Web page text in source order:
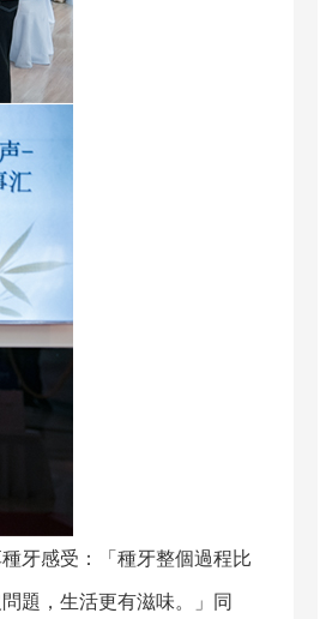
牙感受：「種牙整個過程比
題，生活更有滋味。」同